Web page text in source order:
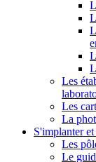
Les
Les
La
S'implanter
Les
Le